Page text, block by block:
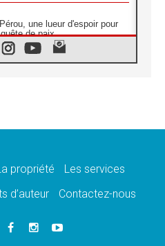
une lueur d'espoir pour
de paix
en Afrique vers
au Pérou
la prière est un acte
les Chevaliers de Colomb à
propriété
Les services
d’auteur Contactez-nous